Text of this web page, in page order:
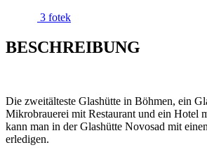
3 fotek
BESCHREIBUNG
Die zweitälteste Glashütte in Böhmen, ein
Mikrobrauerei mit Restaurant und ein Hotel
kann man in der Glashütte Novosad mit
erledigen.